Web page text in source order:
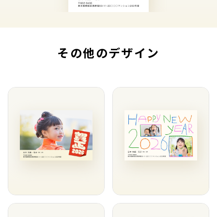
その他のデザイン